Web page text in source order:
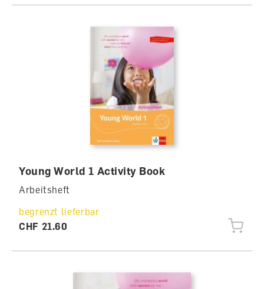
Young World 1 Activity Book
Arbeitsheft
begrenzt lieferbar
CHF 21.60